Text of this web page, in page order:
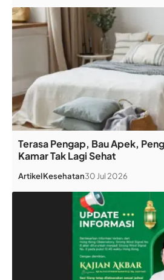
Terasa Pengap, Bau Apek,
Kamar Tak Lagi Sehat
ArtikelKesehatan30 Jul 2026